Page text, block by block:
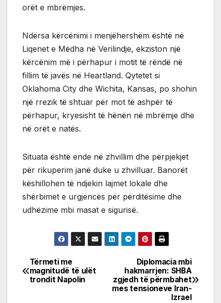
orët e mbrëmjes.
Ndërsa kërcënimi i menjëhershëm është në
Liqenet e Mëdha në Verilindje, ekziston një
kërcënim më i përhapur i motit të rëndë në
fillim të javës në Heartland. Qytetet si
Oklahoma City dhe Wichita, Kansas, po shohin
një rrezik të shtuar për mot të ashpër të
përhapur, kryesisht të hënën në mbrëmje dhe
në orët e natës.
Situata është ende në zhvillim dhe përpjekjet
për rikuperim janë duke u zhvilluar. Banorët
këshillohen të ndjekin lajmet lokale dhe
shërbimet e urgjencës për përditësime dhe
udhëzime mbi masat e sigurisë.
Post
navigation
Diplomacia mbi
hakmarrjen: SHBA
zgjedh të përmbahet
mes tensioneve Iran-
Izrael
Tërmeti me
magnitudë të ulët
trondit Napolin